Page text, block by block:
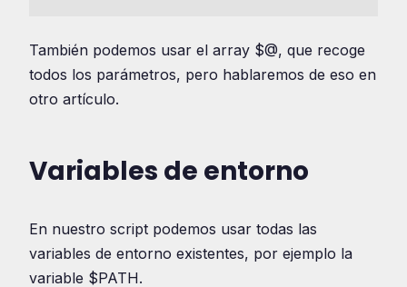
También podemos usar el array $@, que recoge
todos los parámetros, pero hablaremos de eso en
otro artículo.
Variables de entorno
En nuestro script podemos usar todas las
variables de entorno existentes, por ejemplo la
variable $PATH.